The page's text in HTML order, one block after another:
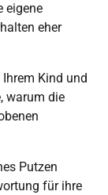
eigene
eher
Kind und
warum die
Putzen
für ihre